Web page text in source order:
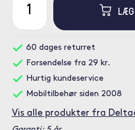
60 dages returret
Forsendelse fra 29 kr.
Hurtig kundeservice
Mobiltilbehør siden 2008
Vis alle produkter fra